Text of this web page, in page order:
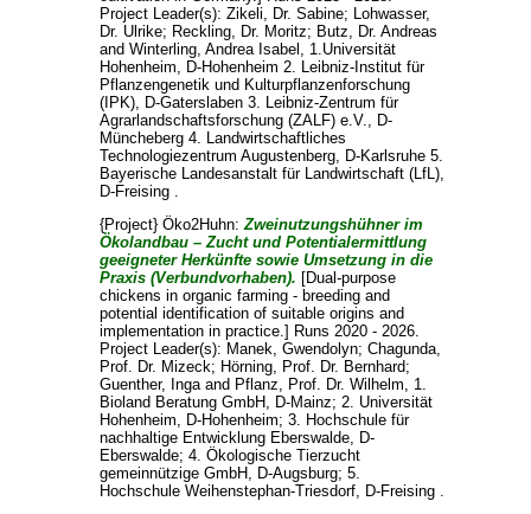
Project Leader(s): Zikeli, Dr. Sabine; Lohwasser,
Dr. Ulrike; Reckling, Dr. Moritz; Butz, Dr. Andreas
and Winterling, Andrea Isabel , 1.Universität
Hohenheim, D-Hohenheim 2. Leibniz-Institut für
Pflanzengenetik und Kulturpflanzenforschung
(IPK), D-Gaterslaben 3. Leibniz-Zentrum für
Agrarlandschaftsforschung (ZALF) e.V., D-
Müncheberg 4. Landwirtschaftliches
Technologiezentrum Augustenberg, D-Karlsruhe 5.
Bayerische Landesanstalt für Landwirtschaft (LfL),
D-Freising .
{Project} Öko2Huhn:Zweinutzungshühner im
Ökolandbau – Zucht und Potentialermittlung
geeigneter Herkünfte sowie Umsetzung in die
Praxis (Verbundvorhaben). [Dual-purpose
chickens in organic farming - breeding and
potential identification of suitable origins and
implementation in practice.] Runs 2020 - 2026.
Project Leader(s): Manek, Gwendolyn; Chagunda,
Prof. Dr. Mizeck; Hörning, Prof. Dr. Bernhard;
Guenther, Ingaand Pflanz, Prof. Dr. Wilhelm, 1.
Bioland Beratung GmbH, D-Mainz; 2. Universität
Hohenheim, D-Hohenheim; 3. Hochschule für
nachhaltige Entwicklung Eberswalde, D-
Eberswalde; 4. Ökologische Tierzucht
gemeinnützige GmbH, D-Augsburg; 5.
Hochschule Weihenstephan-Triesdorf, D-Freising .